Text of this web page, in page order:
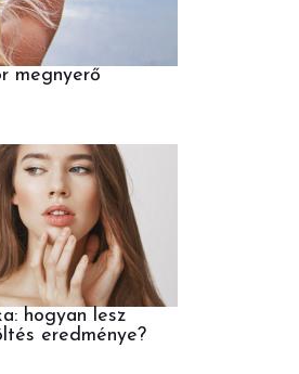
megnyerő
hogyan lesz
eredménye?